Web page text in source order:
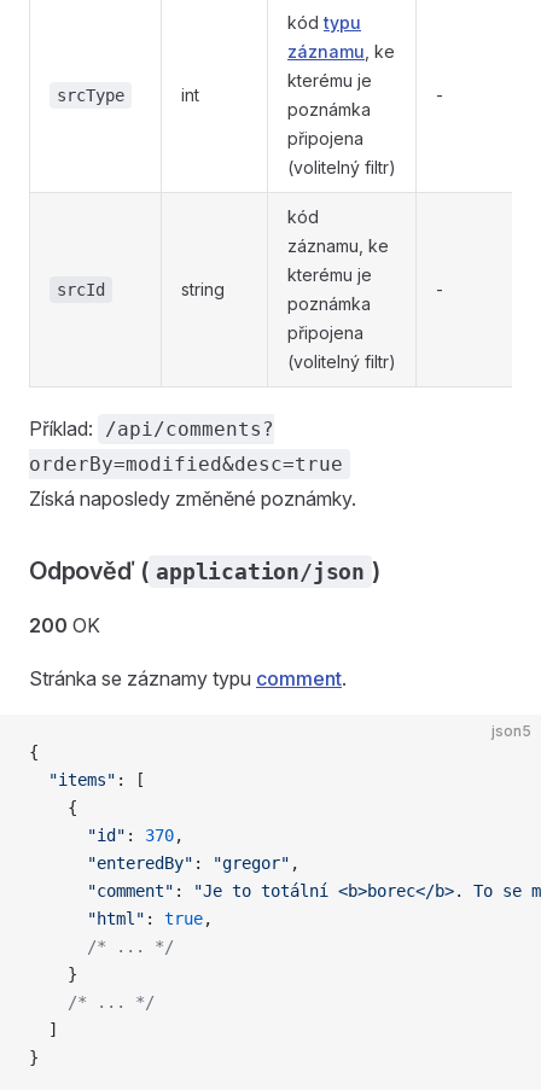
srcType int
kód typu
záznamu , ke
kterému je
poznámka
připojena
(volitelný filtr)
-
srcId string
kód
záznamu, ke
kterému je
poznámka
připojena
(volitelný filtr)
-
Příklad:
/api/comments?
orderBy=modified&desc=true
Získá naposledy změněné poznámky.
Odpověď ( application/json )
200 OK
Stránka se záznamy typu comment.
json5
{
  "items"
: [
    {
      "id"
: 370,
      "enteredBy"
: "gregor" ,
      "comment"
:
"Je to totální <b>borec</b>. To se
      "html"
: true,
      /* ... */
    }
    /* ... */
  ]
}